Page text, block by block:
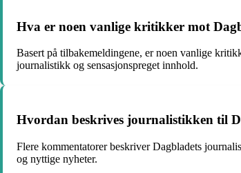
Hva er noen vanlige kritikker mot
Basert på tilbakemeldingene, er noen vanlige
journalistikk og sensasjonspreget innhold.
Hvordan beskrives journalistikken til
Flere kommentatorer beskriver Dagbladets
og nyttige nyheter.